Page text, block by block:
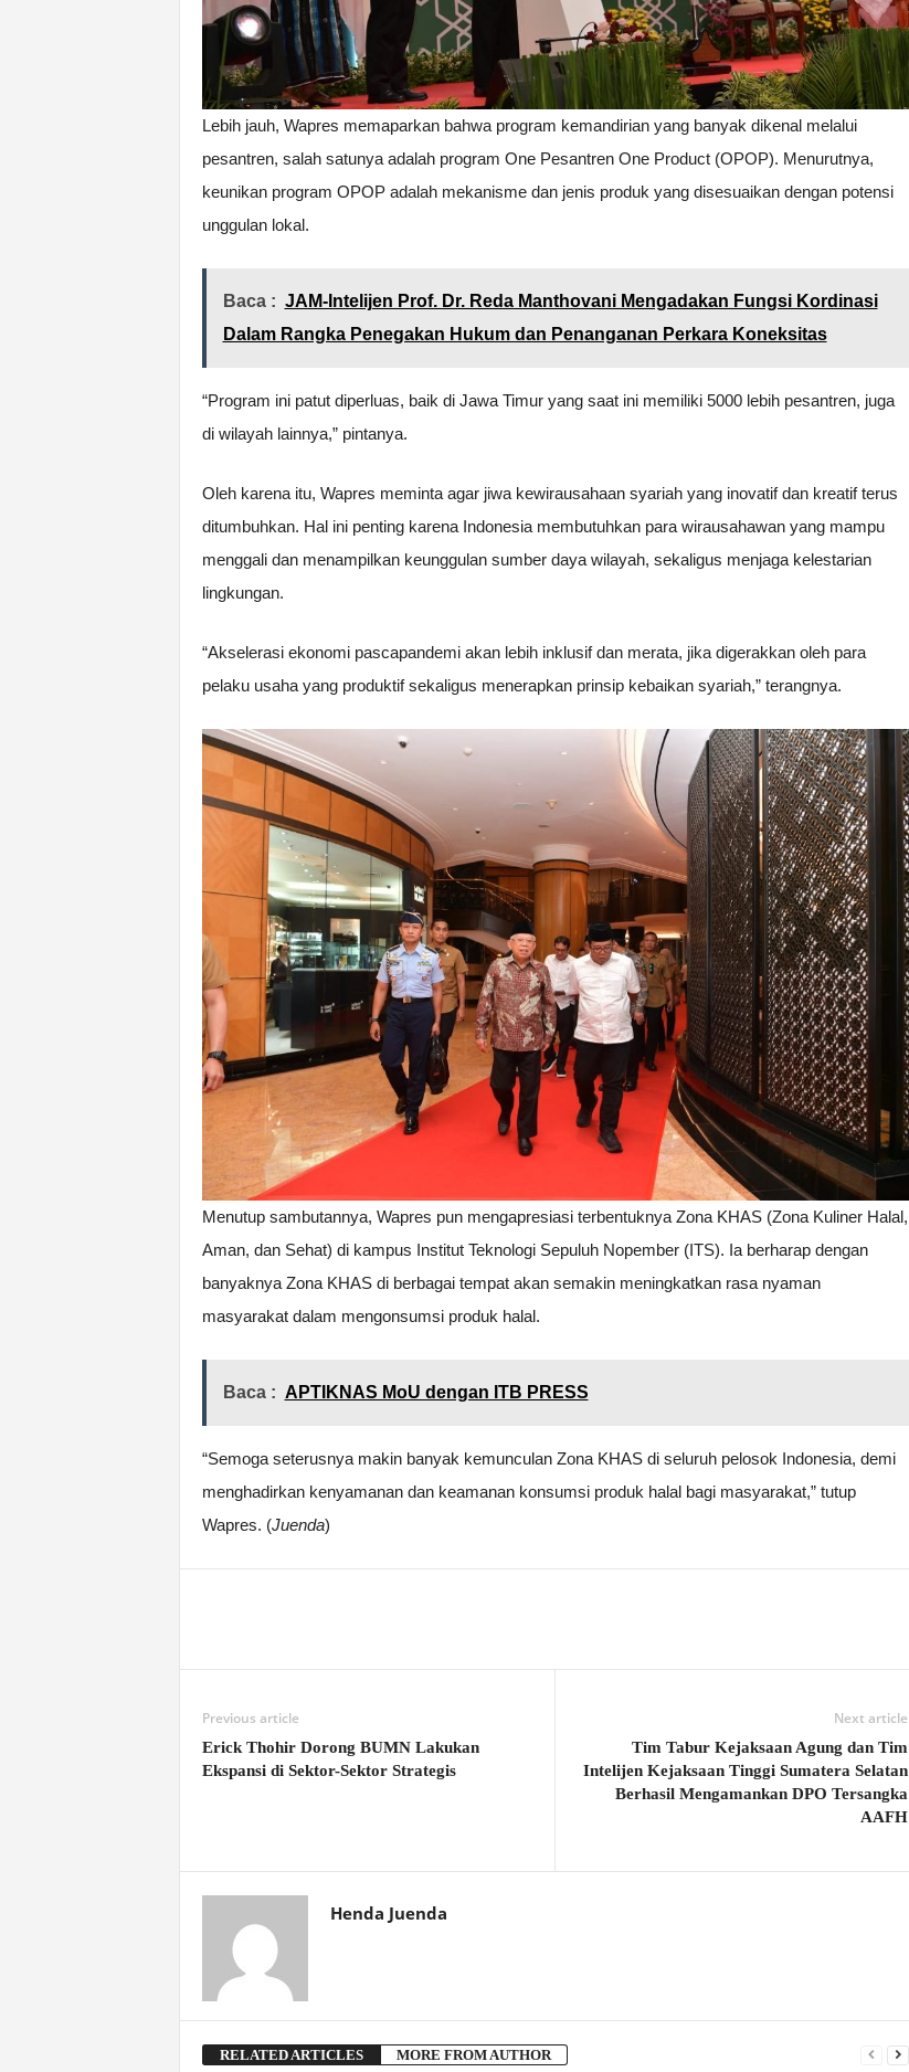
Lebih jauh, Wapres memaparkan bahwa program kemandirian yang banyak dikenal melalui
pesantren, salah satunya adalah program One Pesantren One Product (OPOP). Menurutnya,
keunikan program OPOP adalah mekanisme dan jenis produk yang disesuaikan dengan potensi
unggulan lokal.
Baca : JAM-Intelijen Prof. Dr. Reda Manthovani Mengadakan Fungsi Kordinasi
Dalam Rangka Penegakan Hukum dan Penanganan Perkara Koneksitas
“Program ini patut diperluas, baik di Jawa Timur yang saat ini memiliki 5000 lebih pesantren, juga
di wilayah lainnya,” pintanya.
Oleh karena itu, Wapres meminta agar jiwa kewirausahaan syariah yang inovatif dan kreatif terus
ditumbuhkan. Hal ini penting karena Indonesia membutuhkan para wirausahawan yang mampu
menggali dan menampilkan keunggulan sumber daya wilayah, sekaligus menjaga kelestarian
lingkungan.
“Akselerasi ekonomi pascapandemi akan lebih inklusif dan merata, jika digerakkan oleh para
pelaku usaha yang produktif sekaligus menerapkan prinsip kebaikan syariah,” terangnya.
Menutup sambutannya, Wapres pun mengapresiasi terbentuknya Zona KHAS (Zona Kuliner Halal,
Aman, dan Sehat) di kampus Institut Teknologi Sepuluh Nopember (ITS). Ia berharap dengan
banyaknya Zona KHAS di berbagai tempat akan semakin meningkatkan rasa nyaman
masyarakat dalam mengonsumsi produk halal.
Baca : APTIKNAS MoU dengan ITB PRESS
“Semoga seterusnya makin banyak kemunculan Zona KHAS di seluruh pelosok Indonesia, demi
menghadirkan kenyamanan dan keamanan konsumsi produk halal bagi masyarakat,” tutup
Wapres. (Juenda)
Previous article
Erick Thohir Dorong BUMN Lakukan
Ekspansi di Sektor-Sektor Strategis
Next article
Tim Tabur Kejaksaan Agung dan Tim
Intelijen Kejaksaan Tinggi Sumatera Selatan
Berhasil Mengamankan DPO Tersangka
AAFH
Henda Juenda
RELATED ARTICLES MORE FROM AUTHOR